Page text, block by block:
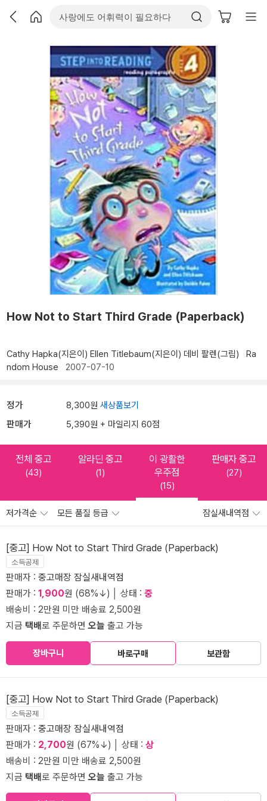
How Not to Start Third Grade (Paperback)
Cathy Hapka(지은이) Ellen Titlebaum(지은이) 데비 팔렌(그림)
Ra
ndom House 2007-07-10
정가 8,300원 새상품보기
판매가 5,390원 + 마일리지 60점
전체 중고
(43)
알라딘 중고
(1)
이 광활한
우주점
(15)
판매자 중고
(27)
저가격순 모든 품질 등급 잠실새내역점
[중고] How Not to Start Third Grade (Paperback)
소득공제
판매자 : 중고매장 잠실새내역점
판매가 : 1,900원 (68%↓) │ 상태 : 중
배송비 : 2만원 미만 배송료 2,500원
지금 택배로 주문하면오늘 출고 가능
장바구니 바로구매 보관함
[중고] How Not to Start Third Grade (Paperback)
소득공제
판매자 : 중고매장 잠실새내역점
판매가 : 2,700원 (67%↓) │ 상태 : 상
배송비 : 2만원 미만 배송료 2,500원
지금 택배로 주문하면오늘 출고 가능